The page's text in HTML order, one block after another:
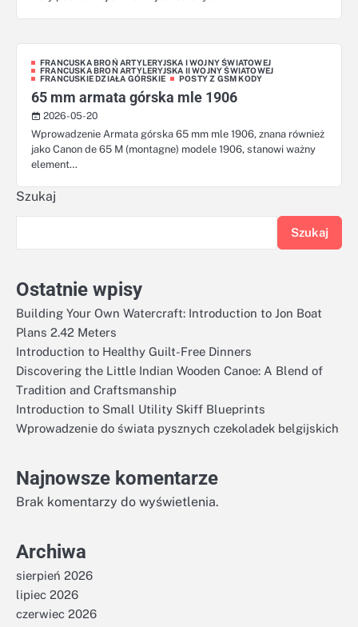
FRANCUSKA BROŃ ARTYLERYJSKA I WOJNY ŚWIATOWEJ
FRANCUSKA BROŃ ARTYLERYJSKA II WOJNY ŚWIATOWEJ
FRANCUSKIE DZIAŁA GÓRSKIE
POSTY Z GSM KODY
65 mm armata górska mle 1906
2026-05-20
Wprowadzenie Armata górska 65 mm mle 1906, znana również
jako Canon de 65 M (montagne) modele 1906, stanowi ważny
element…
Szukaj
Szukaj
Ostatnie wpisy
Building Your Own Watercraft: Introduction to Jon Boat
Plans 2.42 Meters
Introduction to Healthy Guilt-Free Dinners
Discovering the Little Indian Wooden Canoe: A Blend of
Tradition and Craftsmanship
Introduction to Small Utility Skiff Blueprints
Wprowadzenie do świata pysznych czekoladek belgijskich
Najnowsze komentarze
Brak komentarzy do wyświetlenia.
Archiwa
sierpień 2026
lipiec 2026
czerwiec 2026